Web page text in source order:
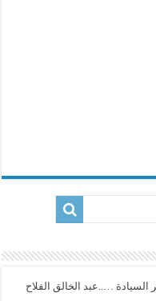
السيادة …..عبد الخالق الفلاح